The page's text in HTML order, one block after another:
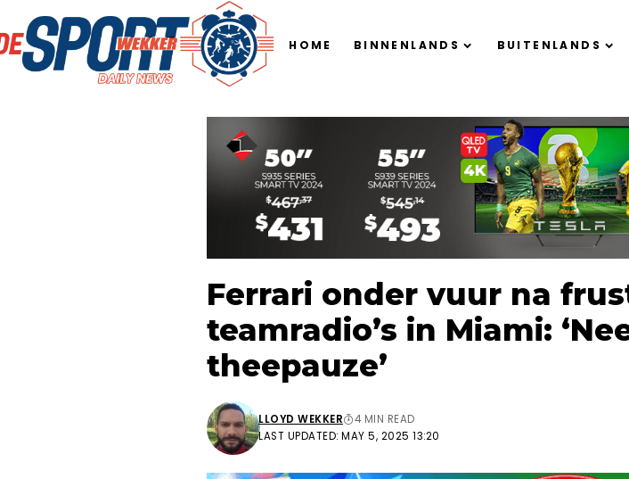
HOME BINNENLANDS BUITENLANDS
Ferrari onder vuur na
teamradio’s in Miami:
theepauze’
LAST UPDATED: MAY 5, 2025 13:20
LLOYD WEKKER 4 MIN READ